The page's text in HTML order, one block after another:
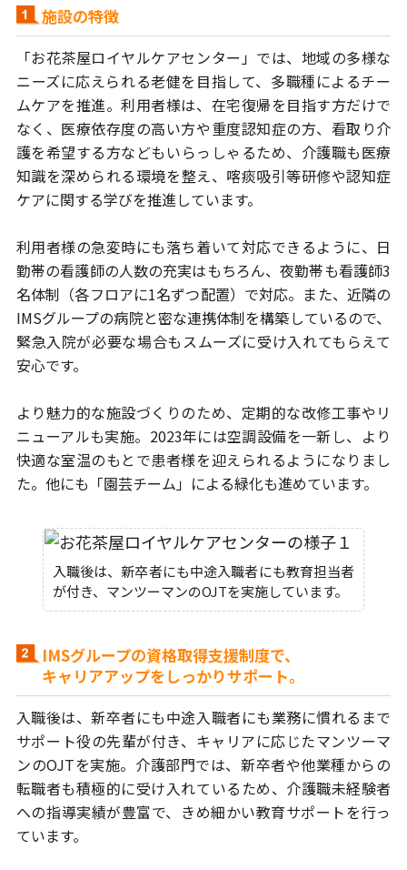
施設の特徴
「お花茶屋ロイヤルケアセンター」では、地域の多様な
ニーズに応えられる老健を目指して、多職種によるチー
ムケアを推進。利用者様は、在宅復帰を目指す方だけで
なく、医療依存度の高い方や重度認知症の方、看取り介
護を希望する方などもいらっしゃるため、介護職も医療
知識を深められる環境を整え、喀痰吸引等研修や認知症
ケアに関する学びを推進しています。
利用者様の急変時にも落ち着いて対応できるように、日
勤帯の看護師の人数の充実はもちろん、夜勤帯も看護師3
名体制（各フロアに1名ずつ配置）で対応。 また、近隣の
IMSグループの病院と密な連携体制を構築しているので、
緊急入院が必要な場合もスムーズに受け入れてもらえて
安心です。
より魅力的な施設づくりのため、定期的な改修工事やリ
ニューアルも実施。 2023年には空調設備を一新し、より
快適な室温のもとで患者様を迎えられるようになりまし
た。他にも「園芸チーム」による緑化も進めています。
入職後は、新卒者にも中途入職者にも教育担当者
が付き、マンツーマンのOJTを実施しています。
IMSグループの資格取得支援制度で、
キャリアアップをしっかりサポート。
入職後は、新卒者にも中途入職者にも業務に慣れるまで
サポート役の先輩が付き、キャリアに応じたマンツーマ
ンのOJTを実施。介護部門では、 新卒者や他業種からの
転職者も積極的に受け入れているため、介護職未経験者
への指導実績が豊富で、きめ細かい教育サポートを行っ
ています。